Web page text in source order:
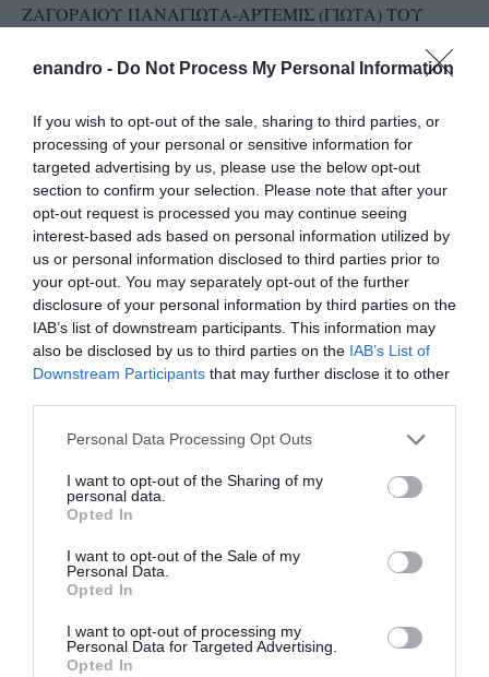
enandro - Do Not Process My Personal Information
If you wish to opt-out of the sale, sharing to third parties, or
processing of your personal or sensitive information for
targeted advertising by us, please use the below opt-out
section to confirm your selection. Please note that after your
opt-out request is processed you may continue seeing
interest-based ads based on personal information utilized by
us or personal information disclosed to third parties prior to
your opt-out. You may separately opt-out of the further
disclosure of your personal information by third parties on the
IAB’s list of downstream participants. This information may
also be disclosed by us to third parties on the IAB’s List of
Downstream Participants that may further disclose it to other
Please note that this website/app uses one or more Google
not limited to your visit or usage behaviour. You may click to
grant or deny consent to Google and its third-party tags to
use your data for below specified purposes in below Google
consent section.
Personal Data Processing Opt Outs
I want to opt-out of the Sharing of my
personal data.
Opted In
I want to opt-out of the Sale of my
Personal Data.
Opted In
I want to opt-out of processing my
Personal Data for Targeted Advertising.
Opted In
ΖΑΓΟΡΑΙΟΥ ΠΑΝΑΓΙΩΤΑ-ΑΡΤΕΜΙΣ (ΓΙΩΤΑ) ΤΟΥ
ΠΑΠΑΧΡΥΣΟΣΤΟΜΟΥ ΓΕΩΡΓΙΟΣ ΤΟΥ ΝΙΚΟΛΑΟΥ
ΣΚΑΡΩΝΗΣ ΘΩΜΑΣ ΤΟΥ ΧΡΗΣΤΟΥ
ΤΕΝΤΕ ΜΑΡΙΑ ΤΟΥ ΑΝΤΩΝΙΟΥ
Β. Συνδυασμός: ΑΝΕΞΑΡΤΗΤΗ ΚΙΝΗΣΗ ΌΡΜΟΥ
ΔΡΑΚΟΥ ΕΙΡΗΝΗ ΤΟΥ ΙΩΑΝΝΗ
ΖΑΝΝΕΣ ΓΕΩΡΓΙΟΣ ΤΟΥ ΑΝΤΩΝΙΟΥ
ΚΟΥΡΕΛΗ ΜΑΡΙΑ ΤΟΥ ΣΤΥΛΙΑΝΟΥ
ΠΑΝΤΑΖΗΣ ΑΝΤΩΝΙΟΣ ΤΟΥ ΓΕΩΡΓΙΟΥ